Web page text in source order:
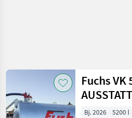
Fuchs VK
Bj. 2026
5200 l